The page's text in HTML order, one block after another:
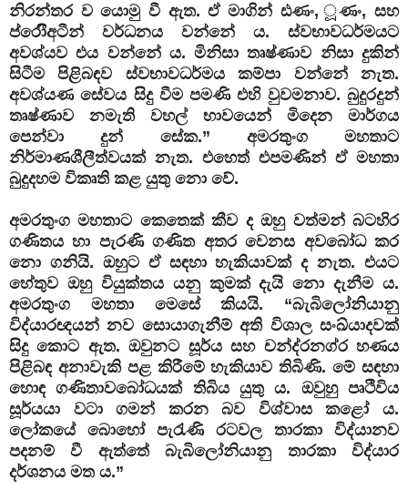
නිරන්තර ව යොමු වී ඇත. ඒ මාගින් ඪණං, ූණං, සහ
ප්රොීඅටීන් වර්ධනය වන්නේ ය. ස්‌වභාවධර්මයට
අවශ්යව එය වන්නේ ය. මිනිසා තෘෂ්ණාව නිසා දුකින්
සිටීම පිළිබඳව ස්‌වභාවධර්මය කම්පා වන්නේ නැත.
අවශ්යණ සේවය සිදු වීම පමණි එහි වුවමනාව. බුදුරදුන්
තෘෂ්ණාව නමැති වහල් භාවයෙන් මිදෙන මාර්ගය
පෙන්වා දුන් සේක.” අමරතුංග මහතාට
නිර්මාණශීලීත්වයක් නැත. එහෙත් එපමණින් ඒ මහතා
බුදුදහම විකෘති කළ යුතු නො වේ.
අමරතුංග මහතාට කෙතෙක් කීව ද ඔහු වත්මන් බටහිර
ගණිතය හා පැරණි ගණිත අතර වෙනස අවබෝධ කර
නො ගනියි. ඔහුට ඒ සඳහා හැකියාවක් ද නැත. එයට
හේතුව ඔහු වියුක්තය යනු කුමක් දැයි නො දැනීම ය.
අමරතුංග මහතා මෙසේ කියයි. “බැබිලෝනියානු
විද්යාරඥයන් නව සොයාගැනීම් අති විශාල සංඛ්යාදවක්‌
සිදු කොට ඇත. ඔවුනට සූර්ය සහ චන්ද්රනග්ර හණය
පිළිබඳ අනාවැකි පළ කිරීමේ හැකියාව තිබිණි. මේ සඳහා
හොඳ ගණිතාවබෝධයක්‌ තිබිය යුතු ය. ඔවුහු පෘථිවිය
සූර්යයා වටා ගමන් කරන බව විශ්වාස කළෝ ය.
ලෝකයේ බොහෝ පැරැණි රටවල තාරකා විද්යානව
පදනම් වී ඇත්තේ බැබිලෝනියානු තාරකා විද්යාර
දර්ශනය මත ය.”